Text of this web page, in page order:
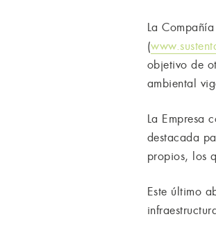
La
(
objetivo de
ambiental
La Empresa
destacada
propios, los
Este último